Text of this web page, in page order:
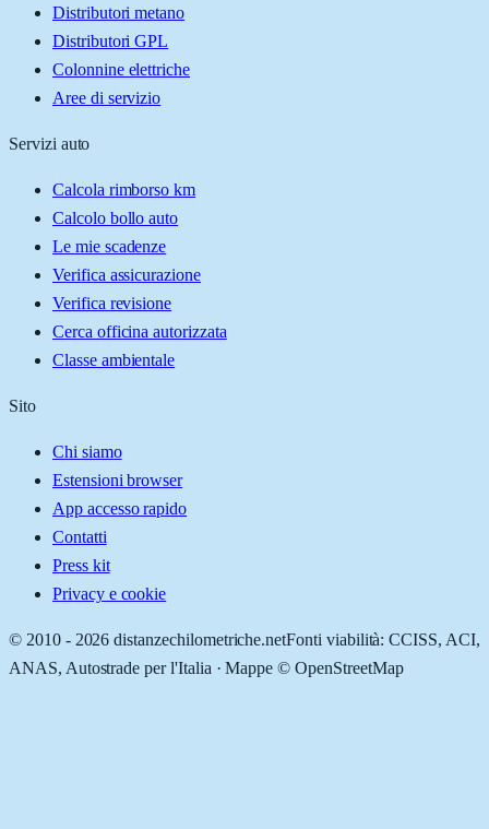
Distributori metano
Distributori GPL
Colonnine elettriche
Aree di servizio
Servizi auto
Calcola rimborso km
Calcolo bollo auto
Le mie scadenze
Verifica assicurazione
Verifica revisione
Cerca officina autorizzata
Classe ambientale
Sito
Chi siamo
Estensioni browser
App accesso rapido
Contatti
Press kit
Privacy e cookie
© 2010 - 2026 distanzechilometriche.netFonti viabilità: CCISS, ACI,
ANAS, Autostrade per l'Italia · Mappe © OpenStreetMap